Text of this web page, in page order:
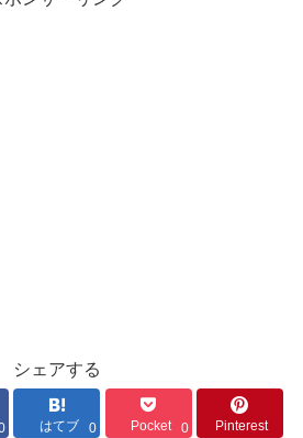
シェアする
はてブ 0 Pocket 0 Pinterest